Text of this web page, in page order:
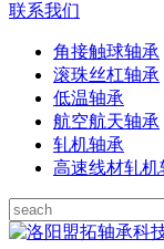
联系我们
角接触球轴承
滚珠丝杠轴承
低温轴承
航空航天轴承
轧机轴承
高速线材轧机